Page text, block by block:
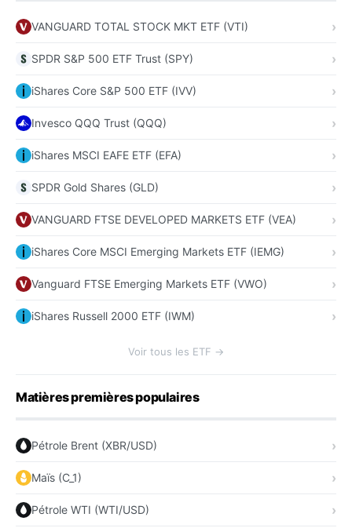
VANGUARD TOTAL STOCK MKT ETF (VTI)
SPDR S&P 500 ETF Trust (SPY)
iShares Core S&P 500 ETF (IVV)
Invesco QQQ Trust (QQQ)
iShares MSCI EAFE ETF (EFA)
SPDR Gold Shares (GLD)
VANGUARD FTSE DEVELOPED MARKETS ETF (VEA)
iShares Core MSCI Emerging Markets ETF (IEMG)
Vanguard FTSE Emerging Markets ETF (VWO)
iShares Russell 2000 ETF (IWM)
Voir tous les ETF →
Matières premières populaires
Pétrole Brent (XBR/USD)
Maïs (C_1)
Pétrole WTI (WTI/USD)